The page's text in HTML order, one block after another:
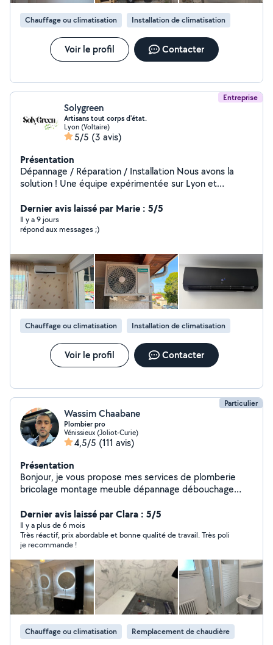
Chauffage ou climatisation Installation de climatisation
Voir le profil Contacter
Entreprise
Solygreen
Artisans tout corps d'état.
Lyon (Voltaire)
5/5 (3 avis)
Présentation
Dépannage / Réparation / Installation Nous avons la
solution ! Une équipe expérimentée sur Lyon et
chauffage, électricité, gaz, carrelage. Nous réalisons
également vos entretiens d'appareil à gaz.
Dernier avis laissé par Marie : 5/5
Il y a 9 jours
répond aux messages ;)
Chauffage ou climatisation Installation de climatisation
Voir le profil Contacter
Particulier
Wassim Chaabane
Plombier pro
Vénissieux (Joliot-Curie)
4,5/5 (111 avis)
Présentation
Bonjour, je vous propose mes services de plomberie
bricolage montage meuble dépannage débouchage
Dernier avis laissé par Clara : 5/5
Il y a plus de 6 mois
Très réactif, prix abordable et bonne qualité de travail. Très poli
je recommande !
Chauffage ou climatisation Remplacement de chaudière